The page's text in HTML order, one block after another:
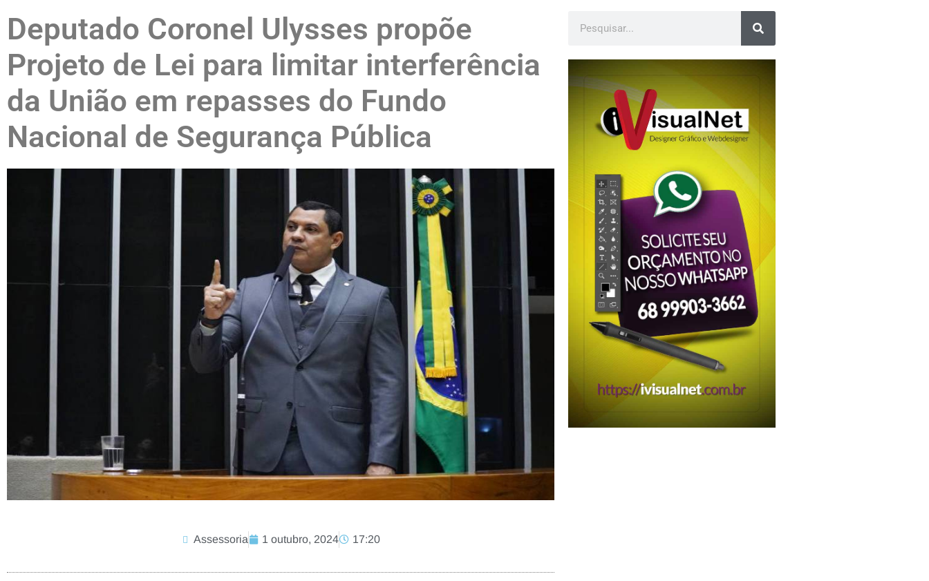
Deputado Coronel Ulysses propõe
Projeto de Lei para limitar interferência
da União em repasses do Fundo
Nacional de Segurança Pública
Assessoria 1 outubro, 2024 17:20